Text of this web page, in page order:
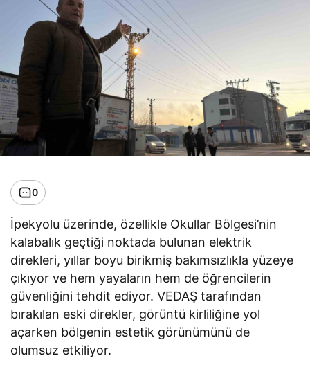
0
İpekyolu üzerinde, özellikle Okullar Bölgesi’nin
kalabalık geçtiği noktada bulunan elektrik
direkleri, yıllar boyu birikmiş bakımsızlıkla yüzeye
çıkıyor ve hem yayaların hem de öğrencilerin
güvenliğini tehdit ediyor. VEDAŞ tarafından
bırakılan eski direkler, görüntü kirliliğine yol
açarken bölgenin estetik görünümünü de
olumsuz etkiliyor.